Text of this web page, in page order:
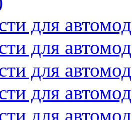
для
для
для
для
для